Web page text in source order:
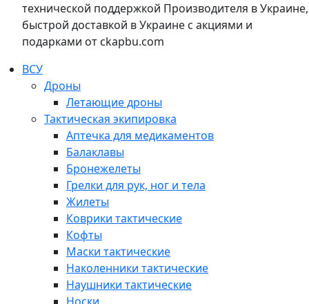
технической поддержкой Производителя в Украине,
быстрой доставкой в Украине с акциями и
подарками от ckapbu.com
ВСУ
Дроны
Летающие дроны
Тактическая экипировка
Аптечка для медикаментов
Балаклавы
Бронежелеты
Грелки для рук, ног и тела
Жилеты
Коврики тактические
Кофты
Маски тактические
Наколенники тактические
Наушники тактические